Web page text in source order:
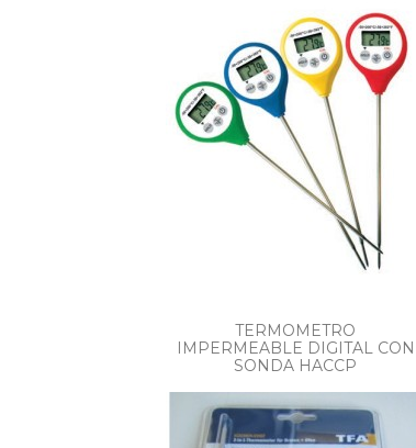
TERMOMETRO
IMPERMEABLE DIGITAL CON
SONDA HACCP